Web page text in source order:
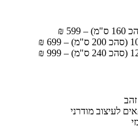
לעיצוב מודרני